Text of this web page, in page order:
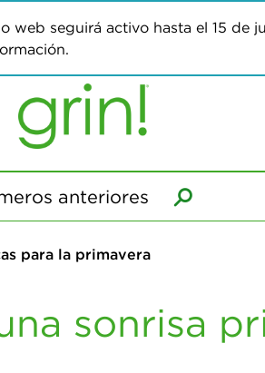
anteriores
para la primavera
web seguirá activo hasta el 15 de
sonrisa